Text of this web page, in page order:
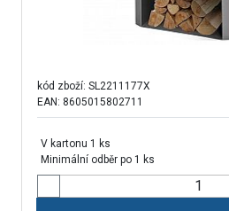
kód zboží: SL2211177X
EAN: 8605015802711
V kartonu 1 ks
Minimální odběr po 1 ks